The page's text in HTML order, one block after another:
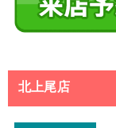
北上尾店